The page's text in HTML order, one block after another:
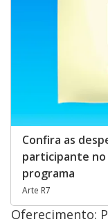
Confira as
participante no
programa
Arte R7
Oferecimento: